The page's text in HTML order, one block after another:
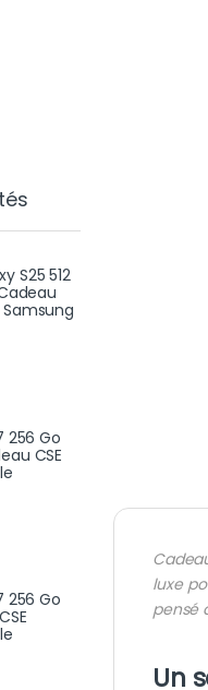
luxe
pensé
Un
S25 512
Samsung
256 Go
CSE
256 Go